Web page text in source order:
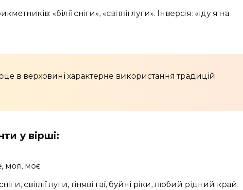
«білії сніги», «світлії луги». Інверсія: «іду я на
в верховині характерне використання традицій
у вірші:
моя, моє.
сніги, світлії луги, тіняві гаї, буйні ріки, любий рідний край.